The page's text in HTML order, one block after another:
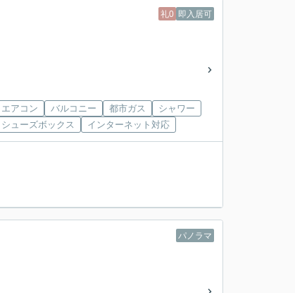
礼0 即入居可
エアコン バルコニー 都市ガス
シャワー
シューズボックス
インターネット対応
パノラマ